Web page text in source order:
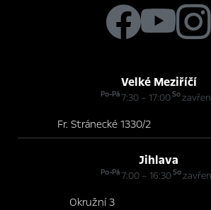
Velké Meziříčí
Po-Pá7:30 – 17:00So
Fr. Stránecké 1330/2
Jihlava
Po-Pá7:00 – 16:30So
Okružní 3